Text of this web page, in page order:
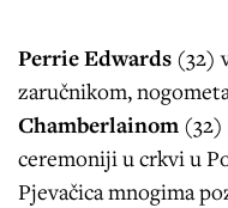
Perrie Edwards (32)
zaručnikom,
Chamberlainom
ceremoniji u crkvi u
Pjevačica mnogima